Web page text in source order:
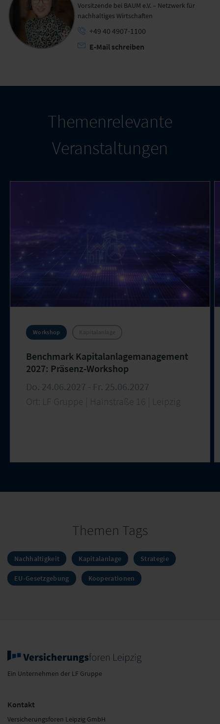
Vorsitzende bei BAUM e.V. – Netzwerk für
nachhaltiges Wirtschaften
+49 40 4907-1100
E-Mail schreiben
Themenrelevante
Veranstaltungen
Workshop
Benchmark Kapitalanlagemanagement
2027: Präsenz-Workshop
Do. 24.06.2027 - Fr. 25.06.2027
Ort: LF Gruppe | Hainstraße 16 | Leipzig
Themen Tags
Nachhaltigkeit Kapitalanlage Strategie
EU-Gesetzgebung Kooperationen
Ein Unternehmen der LF Gruppe
Kontakt
Versicherungsforen Leipzig GmbH